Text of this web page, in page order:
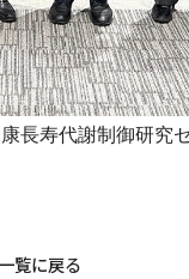
長寿代謝制御研究
覧に戻る